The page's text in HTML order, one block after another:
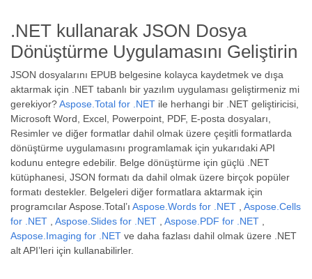
.NET kullanarak JSON Dosya
Dönüştürme Uygulamasını Geliştirin
JSON dosyalarını EPUB belgesine kolayca kaydetmek ve dışa
aktarmak için .NET tabanlı bir yazılım uygulaması geliştirmeniz mi
gerekiyor?Aspose.Total for .NET ile herhangi bir .NET geliştiricisi,
Microsoft Word, Excel, Powerpoint, PDF, E-posta dosyaları,
Resimler ve diğer formatlar dahil olmak üzere çeşitli formatlarda
dönüştürme uygulamasını programlamak için yukarıdaki API
kodunu entegre edebilir. Belge dönüştürme için güçlü .NET
kütüphanesi, JSON formatı da dahil olmak üzere birçok popüler
formatı destekler. Belgeleri diğer formatlara aktarmak için
programcılar Aspose.Total’ı Aspose.Words for .NET
Aspose.Cells
for .NET
Aspose.Slides for .NET Aspose.PDF for .NET
Aspose.Imaging for .NET ve daha fazlası dahil olmak üzere .NET
alt API’leri için kullanabilirler.